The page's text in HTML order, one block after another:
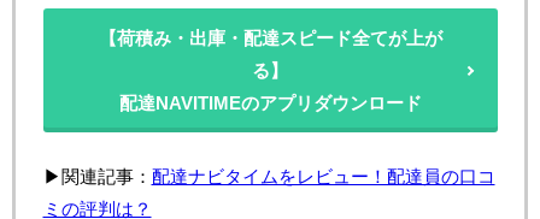
【荷積み・出庫・配達スピード全てが上が
る】
配達NAVITIMEのアプリダウンロード
▶関連記事： 配達ナビタイムをレビュー！配達員の口コ
ミの評判は？